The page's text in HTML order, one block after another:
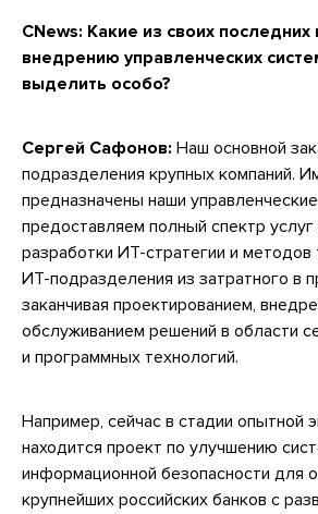
CNews: Какие из своих последних
внедрению управленческих
выделить особо?
Сергей Сафонов: Наш основной
подразделения крупных компаний.
предназначены наши
предоставляем полный спектр услуг
разработки ИТ-стратегии и
ИТ-подразделения из затратного в
заканчивая проектированием,
обслуживанием решений в области
и программных технологий.
Например, сейчас в стадии опытной
находится проект по улучшению
информационной безопасности для
крупнейших российских банков с